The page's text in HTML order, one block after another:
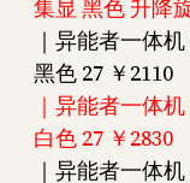
集显 黑色 升降
｜异能者一体
黑色 27 ￥2110
｜异能者一体
白色 27 ￥2830
｜异能者一体